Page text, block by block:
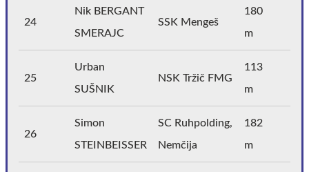
24
Nik BERGANT
SMERAJC
SSK Mengeš
180
m
25
Urban
SUŠNIK
NSK Tržič FMG
113
m
26
Simon
STEINBEISSER
SC Ruhpolding,
Nemčija
182
m